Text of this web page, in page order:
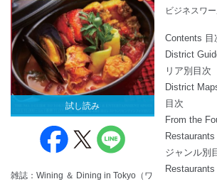
試し読み
雑誌：Wining ＆ Dining in Tokyo（ワ
ビジネスワ
Contents 目
District
リア別目次
District
目次
From the
ジャンル別